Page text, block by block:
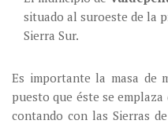
situado al suroeste de la
Sierra Sur.
Es importante la masa de
puesto que éste se
contando con las Sierras